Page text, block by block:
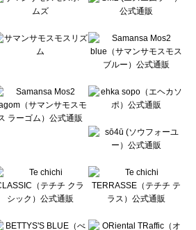
シック）のカットソー一覧
のカットソー一覧
ー）のカットソー一覧
カットソー一覧